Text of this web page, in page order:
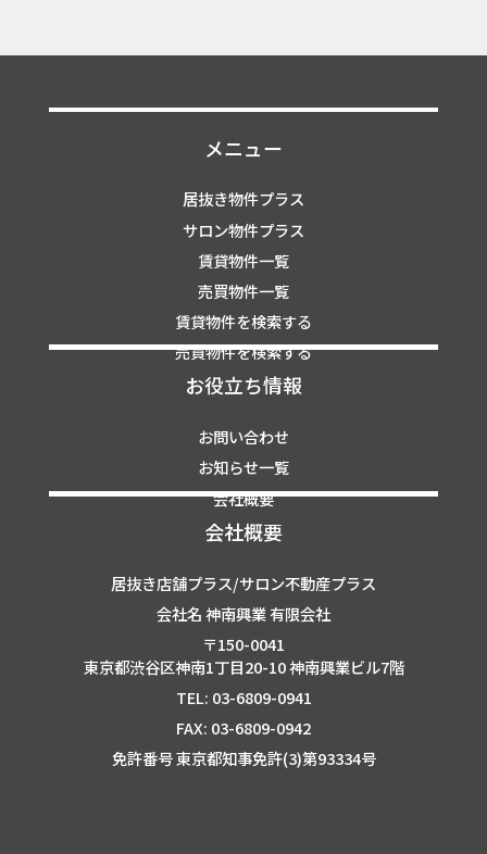
メニュー
居抜き物件プラス
サロン物件プラス
賃貸物件一覧
売買物件一覧
賃貸物件を検索する
売買物件を検索する
お役立ち情報
お問い合わせ
お知らせ一覧
会社概要
会社概要
居抜き店舗プラス/サロン不動産プラス
会社名 神南興業 有限会社
〒150-0041
東京都渋谷区神南1丁目20-10 神南興業ビル7階
TEL: 03-6809-0941
FAX: 03-6809-0942
免許番号 東京都知事免許(3)第93334号